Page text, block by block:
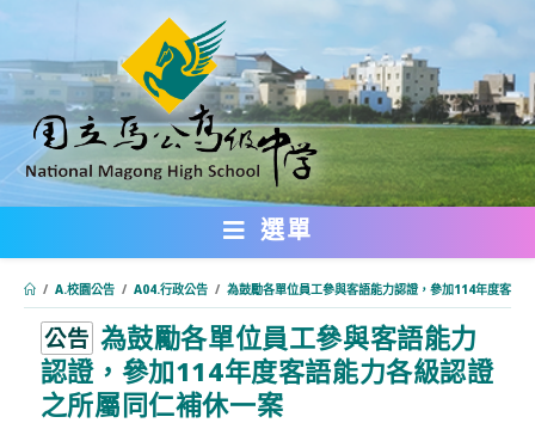
轉
主
要
內
選單
/ A.校園公告 / A04.行政公告 / 為鼓勵各單位員工參與客語能力認證，參加114年度客語
公告 為鼓勵各單位員工參與客語能力
認證，參加114年度客語能力各級認證
之所屬同仁補休一案